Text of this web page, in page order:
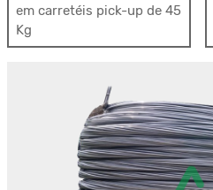
em carretéis pick-up de 45
Kg